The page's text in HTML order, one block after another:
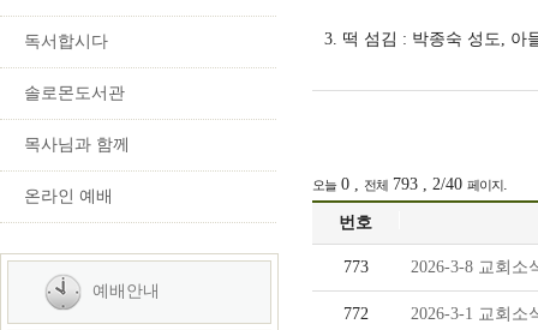
독서합시다
솔로몬도서관
목사님과 함께
온라인 예배
예배안내
3. 떡 섬김 : 박종숙 성도, 아
오늘0 , 전체 793 , 2/40 페이지 .
번호
773 2026-3-8 교회소
772 2026-3-1 교회소